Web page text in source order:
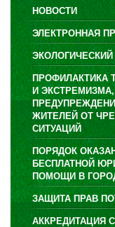
НОВОСТИ
ЭЛЕКТРОННАЯ
ПРОФИЛАКТИКА
И ЭКСТРЕМИЗМА,
ЖИТЕЛЕЙ ОТ
СИТУАЦИЙ
ПОРЯДОК
БЕСПЛАТНОЙ
ПОМОЩИ В
ЗАЩИТА ПРАВ
АККРЕДИТАЦИЯ